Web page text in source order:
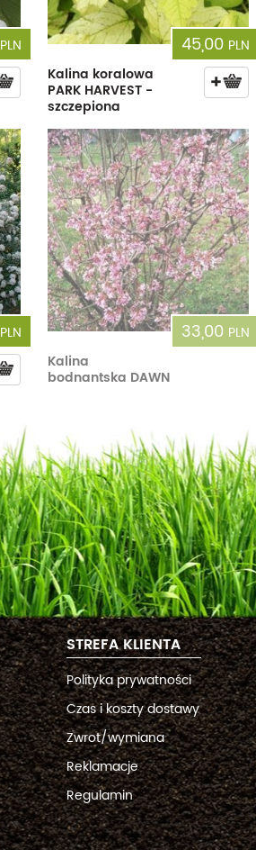
PLN
45,00 PLN
Kalina koralowa
PARK HARVEST -
szczepiona
PLN
33,00 PLN
Kalina
bodnantska DAWN
STREFA KLIENTA
Polityka prywatności
Czas i koszty dostawy
Zwrot/wymiana
Reklamacje
Regulamin